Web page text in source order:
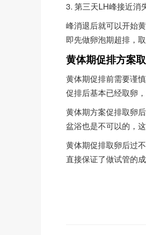
3. 第三天LH峰接近消
峰消退后就可以开始
即先做卵泡期超排，
黄体期促排方案
黄体期促排前需要谨
促排后基本已经取卵
黄体期方案促排取卵
盆浴也是不可以的，
黄体期促排取卵后过
直接保证了做试管的